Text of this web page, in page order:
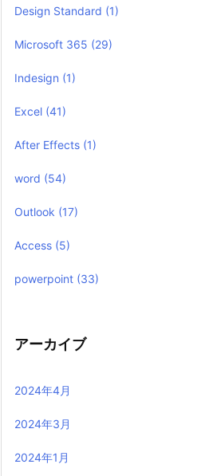
Design Standard (1)
Microsoft 365 (29)
Indesign (1)
Excel (41)
After Effects (1)
word (54)
Outlook (17)
Access (5)
powerpoint (33)
アーカイブ
2024年4月
2024年3月
2024年1月